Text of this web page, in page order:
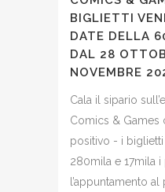
BIGLIETTI
DATE DELLA
DAL 28
NOVEMBRE
Cala il sipario
Comics & Games
positivo - i
280mila e 17mila
l’appuntamento